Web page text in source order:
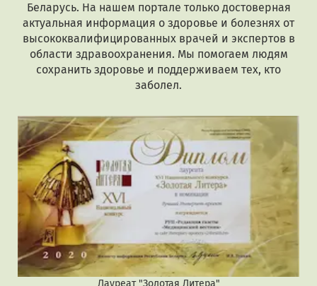
Беларусь. На нашем портале только достоверная
актуальная информация о здоровье и болезнях от
высококвалифицированных врачей и экспертов в
области здравоохранения. Мы помогаем людям
сохранить здоровье и поддерживаем тех, кто
заболел.
Лауреат "Золотая Литера"